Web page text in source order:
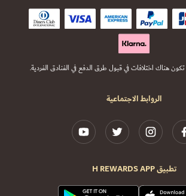
الروابط الاجتماعية
تطبيق H REWARDS APP
هناك اختلافات في قبول طرق الدفع في الفنادق الفردية.